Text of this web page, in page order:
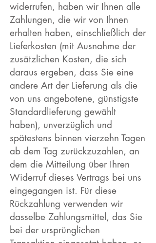
widerrufen, haben wir Ihnen alle
Zahlungen, die wir von Ihnen
erhalten haben, einschließlich der
Lieferkosten (mit Ausnahme der
zusätzlichen Kosten, die sich
daraus ergeben, dass Sie eine
andere Art der Lieferung als die
von uns angebotene, günstigste
Standardlieferung gewählt
haben), unverzüglich und
spätestens binnen vierzehn Tagen
ab dem Tag zurückzuzahlen, an
dem die Mitteilung über Ihren
Widerruf dieses Vertrags bei uns
eingegangen ist. Für diese
Rückzahlung verwenden wir
dasselbe Zahlungsmittel, das Sie
bei der ursprünglichen